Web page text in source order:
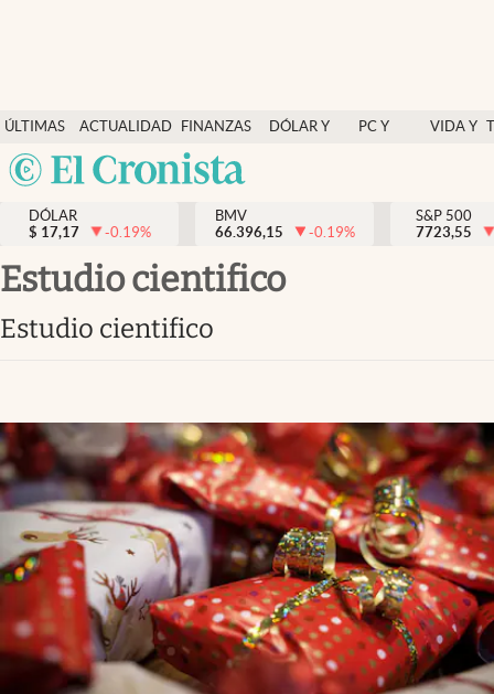
ÚLTIMAS
NOTICIAS
ACTUALIDAD
FINANZAS
Y
ECONOMÍA
DÓLAR Y
PC Y
VIDA Y
México
Actualidad
Finanzas y economía
Dólar y mercados
Opinión
Brand Strategy
Vida y estilo
Tv
Clima
Espiritualidad
Mediakit
abre en nueva pestaña
México
DÓLAR
$ 17,17 -0.19%
BMV
66.396,15
-0.19%
S&P 500
7723,55
Estudio cientifico
Estudio cientifico